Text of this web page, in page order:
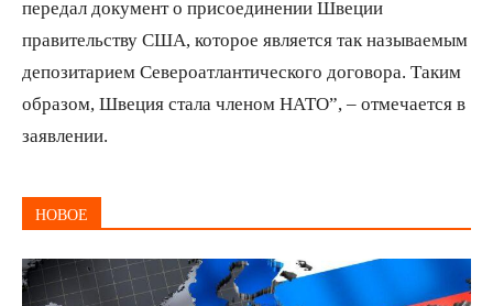
передал документ о присоединении Швеции
правительству США, которое является так называемым
депозитарием Североатлантического договора. Таким
образом, Швеция стала членом НАТО”, – отмечается в
заявлении.
НОВОЕ